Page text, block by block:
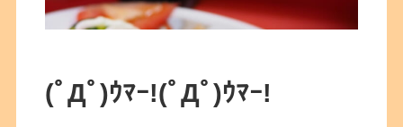
(ﾟДﾟ)ｳﾏｰ!(ﾟДﾟ)ｳﾏｰ!